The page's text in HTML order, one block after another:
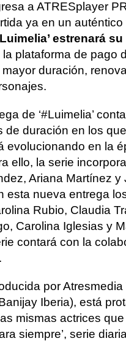
a ATRESplayer
ya en un
estrenará
la plataforma de pago
duración,
de ‘#Luimelia’
de duración en los
evolucionando en la
ello, la serie
Ariana Martínez y
esta nueva entrega
Rubio, Claudia
Carolina Iglesias y
contará con la
por
Iberia), está
mismas actrices
siempre’, serie